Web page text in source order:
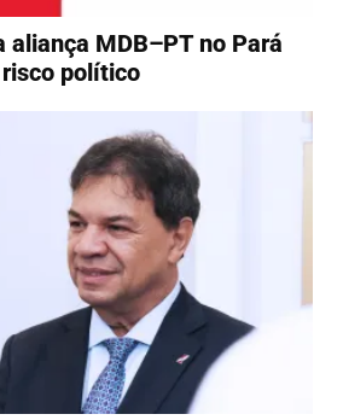
aliança MDB–PT no Pará
político